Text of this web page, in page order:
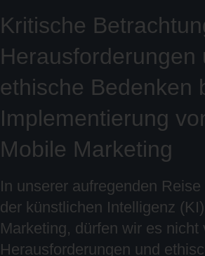
Kritische
Herausforderungen
ethische Bedenken
Implementierung
Mobile Marketing
In unserer aufregenden
der künstlichen Intelligenz
Marketing, dürfen wir es nicht
Herausforderungen und